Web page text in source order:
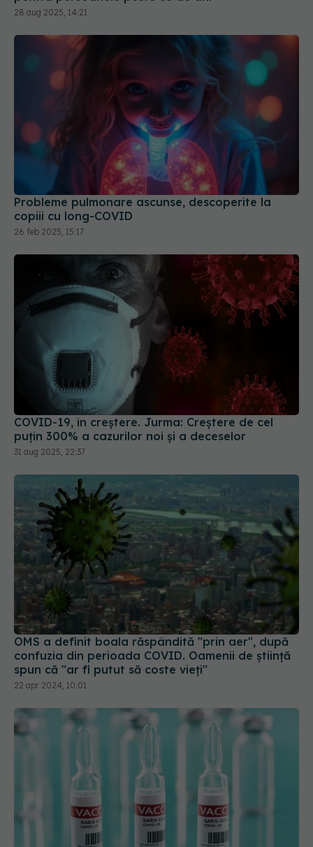
28 aug 2025, 14:21
Probleme pulmonare ascunse, descoperite la
copiii cu long-COVID
26 feb 2025, 15:17
COVID-19, în creștere. Jurma: Creștere de cel
puțin 300% a cazurilor noi și a deceselor
31 aug 2025, 22:37
OMS a definit boala răspândită "prin aer", după
confuzia din perioada COVID. Oamenii de știință
spun că "ar fi putut să coste vieți"
22 apr 2024, 10:01